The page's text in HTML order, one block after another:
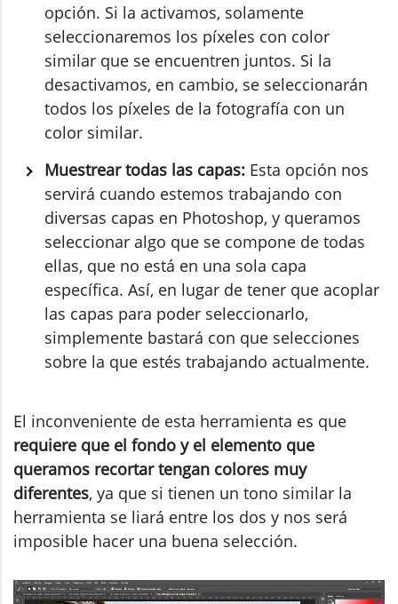
opción. Si la activamos, solamente
seleccionaremos los píxeles con color
similar que se encuentren juntos. Si la
desactivamos, en cambio, se seleccionarán
todos los píxeles de la fotografía con un
color similar.
Muestrear todas las capas: Esta opción nos
servirá cuando estemos trabajando con
diversas capas en Photoshop, y queramos
seleccionar algo que se compone de todas
ellas, que no está en una sola capa
específica. Así, en lugar de tener que acoplar
las capas para poder seleccionarlo,
simplemente bastará con que selecciones
sobre la que estés trabajando actualmente.
El inconveniente de esta herramienta es que
requiere que el fondo y el elemento que
queramos recortar tengan colores muy
diferentes, ya que si tienen un tono similar la
herramienta se liará entre los dos y nos será
imposible hacer una buena selección.